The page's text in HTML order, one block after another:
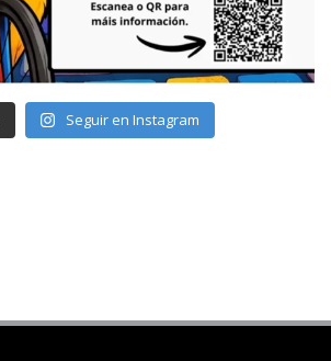
Seguir en Instagram